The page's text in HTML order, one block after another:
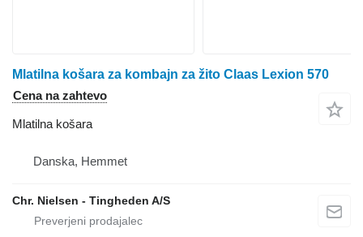
Mlatilna košara za kombajn za žito Claas Lexion 570
Cena na zahtevo
Mlatilna košara
Danska, Hemmet
Chr. Nielsen - Tingheden A/S